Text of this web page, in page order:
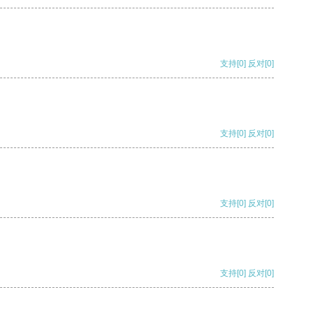
支持[0] 反对[0]
支持[0] 反对[0]
支持[0] 反对[0]
支持[0] 反对[0]